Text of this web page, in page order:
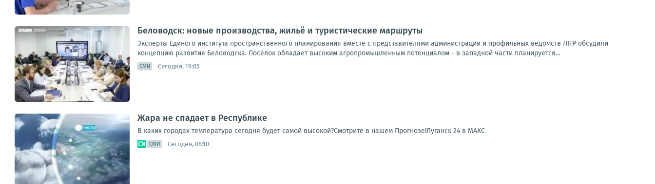
Беловодск: новые производства, жильё и туристические маршруты
Эксперты Единого института пространственного планирования вместе с представителями администрации и профильных ведомств ЛНР обсудили
концепцию развития Беловодска. Посёлок обладает высоким агропромышленным потенциалом - в западной части планируется...
СМИ Сегодня, 19:05
Жара не спадает в Республике
В каких городах температура сегодня будет самой высокой?Смотрите в нашем Прогнозе!Луганск 24 в МАКС
СМИ Сегодня, 08:10